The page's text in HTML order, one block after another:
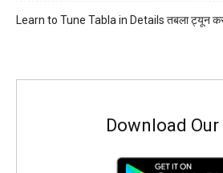
Learn to Tune Tabla in Details तबला ट्यून
Download Our